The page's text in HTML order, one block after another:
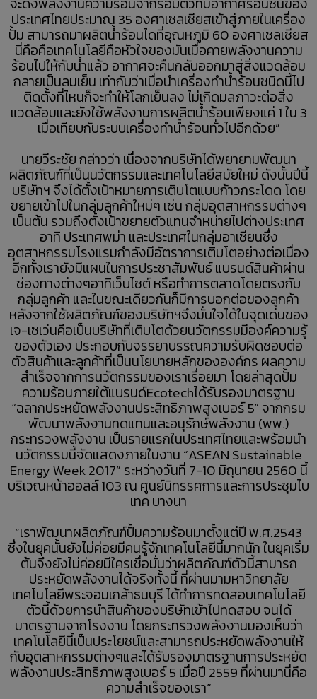
ประเทศไทยประมาณ 35 องศาเซลเซียสเข้าสู่ภายในเครื่อง
ปั้ม สามารถมาผลิตน้ำร้อนไดที่อุณหภูมิ 60 องศาเซลเซียส
นี่คือคือเทคโนโลยีคือหัวใจของมันเมื่อคายพลังงานความ
ร้อนไปให้กับน้ำแล้ว อากาศจะคืนกลับออกมาสู่สิ่งแวดล้อม
กลายเป็นลมเย็น เท่ากับว่าเมื่อนำเครื่องทำน้ำร้อนชนิดนี้ไป
ติดตั้งที่ไหนก็จะทำให้โลกเย็นลง ไม่เกิดมลภาวะต่อสิ่ง
แวดล้อมและยังใช้พลังงานการผลิตน้ำร้อนเพียงแค่ 1 ใน 3
เมื่อเทียบกับระบบเครื่องทำน้ำร้อนทั่วไปอีกด้วย”
นายวีระชัย กล่าวว่า เนื่องจากบริษัทได้พยายามพัฒนา
ผลิตภัณฑ์ที่เป็นนวัตกรรมและเทคโนโลยีสมัยใหม่ ดังนั้นปีนี้
บริษัทฯ จึงได้ตั้งเป้าหมายการเติบโตแบบก้าวกระโดด โดย
ขยายเข้าไปในกลุ่มลูกค้าใหม่ๆ เช่น กลุ่มอุตสาหกรรมต่างๆ
เป็นต้น รวมถึงตั้งเป้าขยายตัวแทนจำหน่ายไปต่างประเทศ
อาทิ ประเทศพม่า และประเทศในกลุ่มอาเซียนซึ่ง
อุตสาหกรรมโรงแรมกำลังมีอัตราการเติบโตอย่างต่อเนื่อง
อีกทั้งเรายังมีแผนในการประชาสัมพันธ์ แบรนด์สินค้าผ่าน
ช่องทางต่างๆอาทิเว็บไซต์ หรือทำการตลาดโดยตรงกับ
กลุ่มลูกค้า และในขณะเดียวกันก็มีการบอกต่อของลูกค้า
หลังจากใช้ผลิตภัณฑ์ของบริษัทฯจึงมั่นใจได้ในจุดเด่นของ
เจ-เซเว่นคือเป็นบริษัทที่เติบโตด้วยนวัตกรรมมีองค์ความรู้
ของตัวเอง ประกอบกับจรรยาบรรณความรับผิดชอบต่อ
ตัวสินค้าและลูกค้าที่เป็นนโยบายหลักขององค์กร ผลความ
สำเร็จจากการนวัตกรรมของเราเรื่อยมา โดยล่าสุดปั้ม
ความร้อนภายใต้แบรนด์Ecotechได้รับรองมาตรฐาน
“ฉลากประหยัดพลังงานประสิทธิภาพสูงเบอร์ 5” จากกรม
พัฒนาพลังงานทดแทนและอนุรักษ์พลังงาน (พพ.)
กระทรวงพลังงาน เป็นรายแรกในประเทศไทยและพร้อมนำ
นวัตกรรมนี้จัดแสดงภายในงาน “ASEAN Sustainable
Energy Week 2017” ระหว่างวันที่ 7-10 มิถุนายน 2560 นี้
บริเวณหน้าฮอลล์ 103 ณ ศูนย์นิทรรศการและการประชุมไบ
เทค บางนา
“เราพัฒนาผลิตภัณฑ์ปั้มความร้อนมาตั้งแต่ปี พ.ศ.2543
ซึ่งในยุคนั้นยังไม่ค่อยมีคนรู้จักเทคโนโลยีนี้มากนัก ในยุคเริ่ม
ต้นจึงยังไม่ค่อยมีใครเชื่อมั่นว่าผลิตภัณฑ์ตัวนี้สามารถ
ประหยัดพลังงานได้จริงทั้งนี้ ที่ผ่านมามหาวิทยาลัย
เทคโนโลยีพระจอมเกล้าธนบุรี ได้ทำการทดสอบเทคโนโลยี
ตัวนี้ด้วยการนำสินค้าของบริษัทเข้าไปทดสอบ จนได้
มาตรฐานจากโรงงาน โดยกระทรวงพลังงานมองเห็นว่า
เทคโนโลยีนี้เป็นประโยชน์และสามารถประหยัดพลังงานให้
กับอุตสาหกรรมต่างๆและได้รับรองมาตรฐานการประหยัด
พลังงานประสิทธิภาพสูงเบอร์ 5 เมื่อปี 2559 ที่ผ่านมานี่คือ
ความสำเร็จของเรา”